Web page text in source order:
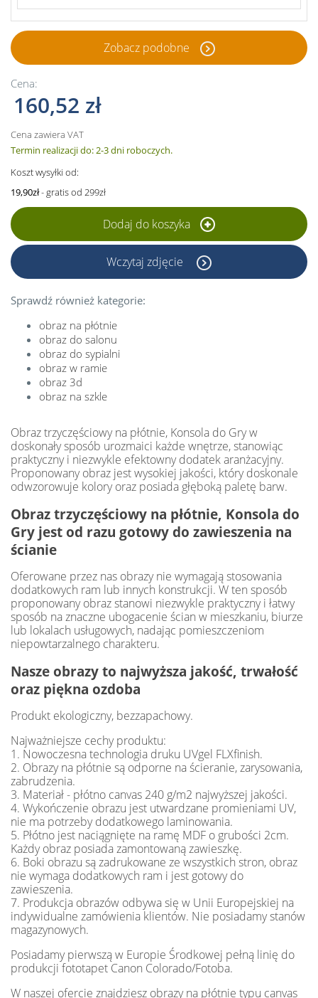
Zobacz podobne
Cena:
160,52 zł
Cena zawiera VAT
Termin realizacji do: 2-3 dni roboczych.
Koszt wysyłki od:
19,90zł- gratis od 299zł
Dodaj do koszyka
Wczytaj zdjęcie
Sprawdź również kategorie:
obraz na płótnie
obraz do salonu
obraz do sypialni
obraz w ramie
obraz 3d
obraz na szkle
Obraz trzyczęściowy na płótnie, Konsola do Gry w
doskonały sposób urozmaici każde wnętrze, stanowiąc
praktyczny i niezwykle efektowny dodatek aranżacyjny.
Proponowany obraz jest wysokiej jakości, który doskonale
odwzorowuje kolory oraz posiada głęboką paletę barw.
Obraz trzyczęściowy na płótnie, Konsola do
Gry jest od razu gotowy do zawieszenia na
ścianie
Oferowane przez nas obrazy nie wymagają stosowania
dodatkowych ram lub innych konstrukcji. W ten sposób
proponowany obraz stanowi niezwykle praktyczny i łatwy
sposób na znaczne ubogacenie ścian w mieszkaniu, biurze
lub lokalach usługowych, nadając pomieszczeniom
niepowtarzalnego charakteru.
Nasze obrazy to najwyższa jakość, trwałość
oraz piękna ozdoba
Produkt ekologiczny, bezzapachowy.
Najważniejsze cechy produktu:
1. Nowoczesna technologia druku UVgel FLXfinish.
2. Obrazy na płótnie są odporne na ścieranie, zarysowania,
zabrudzenia.
3. Materiał - płótno canvas 240 g/m2 najwyższej jakości.
4. Wykończenie obrazu jest utwardzane promieniami UV,
nie ma potrzeby dodatkowego laminowania.
5. Płótno jest naciągnięte na ramę MDF o grubości 2cm.
Każdy obraz posiada zamontowaną zawieszkę.
6. Boki obrazu są zadrukowane ze wszystkich stron, obraz
nie wymaga dodatkowych ram i jest gotowy do
zawieszenia.
7. Produkcja obrazów odbywa się w Unii Europejskiej na
indywidualne zamówienia klientów. Nie posiadamy stanów
magazynowych.
Posiadamy pierwszą w Europie Środkowej pełną linię do
produkcji fototapet Canon Colorado/Fotoba.
W naszej ofercie znajdziesz obrazy na płótnie typu canvas